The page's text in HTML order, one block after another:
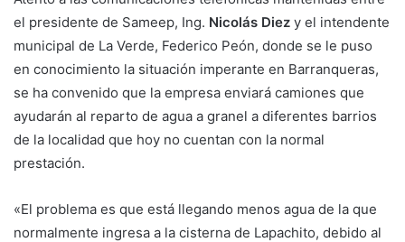
el presidente de Sameep, Ing. Nicolás Diez y el intendente
municipal de La Verde, Federico Peón, donde se le puso
en conocimiento la situación imperante en Barranqueras,
se ha convenido que la empresa enviará camiones que
ayudarán al reparto de agua a granel a diferentes barrios
de la localidad que hoy no cuentan con la normal
prestación.
«El problema es que está llegando menos agua de la que
normalmente ingresa a la cisterna de Lapachito, debido al